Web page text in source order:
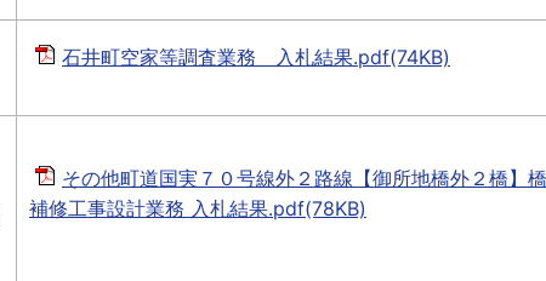
石井町空家等調査業務 入札結果.pdf(74KB)
その他町道国実７０号線外２路線【御所地橋外２橋】
補修工事設計業務 入札結果.pdf(78KB)